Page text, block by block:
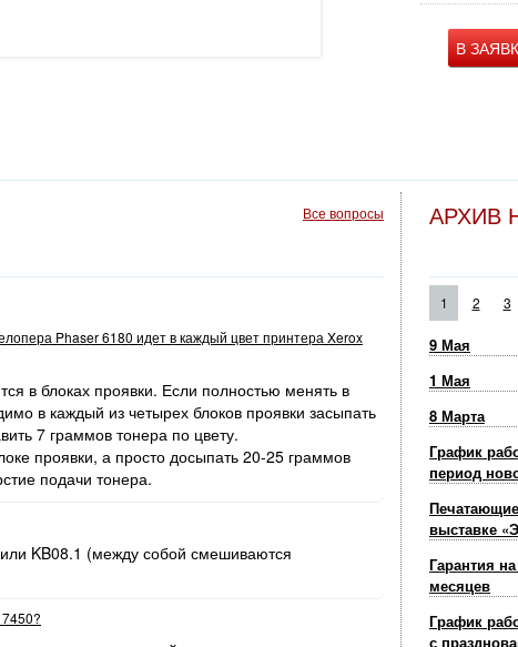
В
Все вопросы
Phaser 6180 идет в каждый цвет принтера Xerox
в блоках проявки. Если полностью менять в
в каждый из четырех блоков проявки засыпать
7 граммов тонера по цвету.
проявки, а просто досыпать 20-25 граммов
подачи тонера.
KB08.1 (между собой смешиваются
АРХИВ
1 2 3
9 Мая
1 Мая
8 Марта
График
период
выставке
Гарантия
месяцев
График
с